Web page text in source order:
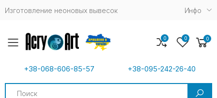
Изготовление неоновых вывесок Инфо
Toggle mobile menu
+38-068-606-85-57 +38-095-242-26-40
0 0 0